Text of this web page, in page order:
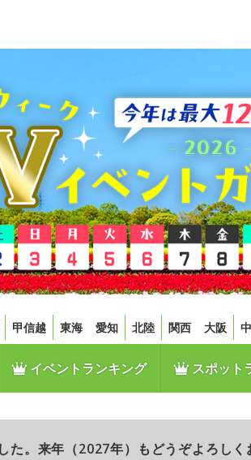
甲信越 東海 愛知 北陸 関西 大阪
イベントランキング スポット
。来年（2027年）もどうぞよろしく